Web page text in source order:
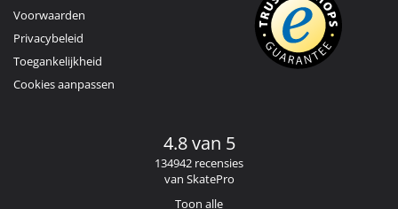
Voorwaarden
Privacybeleid
Toegankelijkheid
Cookies aanpassen
4.8 van 5
134942 recensies
van SkatePro
Toon alle